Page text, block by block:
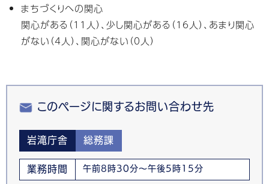
まちづくりへの関心
関心がある（11人）、少し関心がある（16人）、あまり関心
がない（4人）、関心がない（0人）
このページに関するお問い合わせ先
岩滝庁舎 総務課
業務時間 午前8時30分～午後5時15分